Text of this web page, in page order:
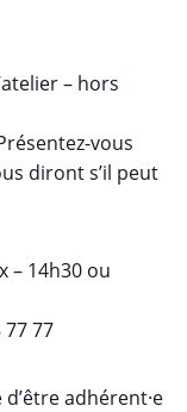
– hors
vous
diront s’il peut
– 14h30 ou
77 77
adhérent·e